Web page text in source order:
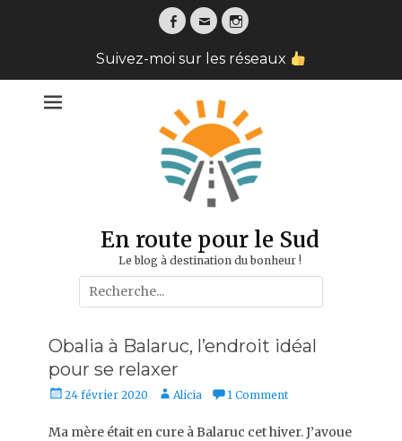
Facebook
EmailInstagram
Suivez-moi sur les réseaux
En route pour le Sud
Le blog à destination du bonheur !
Search
for:
Obalia à Balaruc, l’endroit idéal
pour se relaxer
Posted
24 février 2020 Author
Alicia 1 Comment
Ma mère était en cure à Balaruc cet hiver. J’avoue